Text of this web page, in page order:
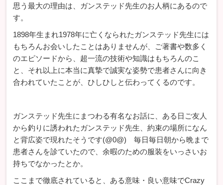
思う最大の理由は、ガンステッド先生のお人柄にあるので
す。
1898年生まれ1978年に亡くなられたガンステッド先生には
もちろんお会いしたことはありませんが、ご著書や数多く
のエピソードから、超一流の技術や知識はもちろんのこ
と、それ以上に本当に真摯で誠実な姿勢で患者さんに向き
合われていたことが、ひしひしと伝わってくるのです。
ガンステッド先生にまつわる有名なお話に、ある日ご友人
から釣りに誘われたガンステッド先生、約束の場所になん
と背広姿で現れたそうです(@0@) 毎日毎日朝から晩まで
患者さんを診ていたので、余暇のための服装をいっさいお
持ちでなかったとか。
ここまで徹底されていると、ある意味・良い意味でCrazy